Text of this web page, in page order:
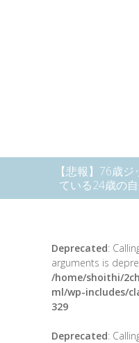
【悲報】76歳
ている24歳の
Deprecated:
arguments is
/home/shoithi/
ml/wp-includes/
329
Deprecated: